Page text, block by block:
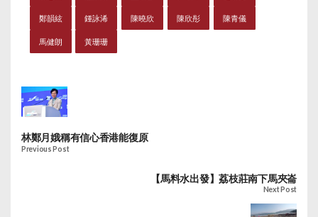
鄭韻絃 鍾詠浠 陳曉欣 陳欣彤 陳青儀
馬健朗 黃珊珊
林鄭月娥稱有信心香港能復原
Previous Post
【馬料水出發】荔枝莊南下馬夾崙
Next Post